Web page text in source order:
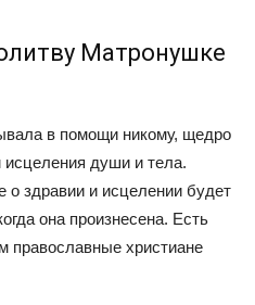
Матронушке
в помощи никому, щедро
души и тела.
здравии и исцелении будет
она произнесена. Есть
православные христиане